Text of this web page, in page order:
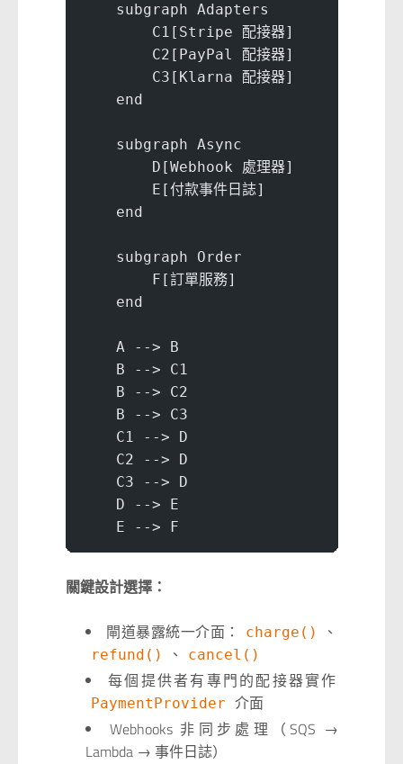
    subgraph Adapters
        C1[Stripe 配接器]
        C2[PayPal 配接器]
        C3[Klarna 配接器]
    end
    subgraph Async
        D[Webhook 處理器]
        E[付款事件日誌]
    end
    subgraph Order
        F[訂單服務]
    end
    A --> B
    B --> C1
    B --> C2
    B --> C3
    C1 --> D
    C2 --> D
    C3 --> D
    D --> E
    E --> F
關鍵設計選擇：
閘道暴露統一介面： charge() 、
refund() 、 cancel()
每個提供者有專門的配接器實作
PaymentProvider 介面
Webhooks 非同步處理（SQS →
Lambda → 事件日誌）